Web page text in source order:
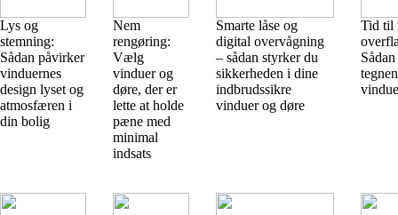
Lys og
stemning:
Sådan påvirker
vinduernes
design lyset og
atmosfæren i
din bolig
Nem
rengøring:
Vælg
vinduer og
døre, der er
lette at holde
pæne med
minimal
indsats
Smarte låse og
digital overvågning
– sådan styrker du
sikkerheden i dine
indbrudssikre
vinduer og døre
Tid til